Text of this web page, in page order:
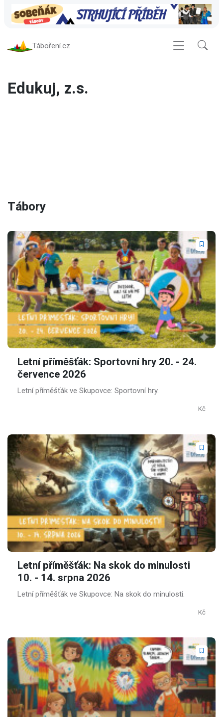
Táboření.cz
Edukuj, z.s.
Tábory
Letní příměšťák: Sportovní hry 20. - 24.
července 2026
Letní příměšťák ve Skupovce: Sportovní hry.
Kč
Letní příměšťák: Na skok do minulosti
10. - 14. srpna 2026
Letní příměšťák ve Skupovce: Na skok do minulosti.
Kč